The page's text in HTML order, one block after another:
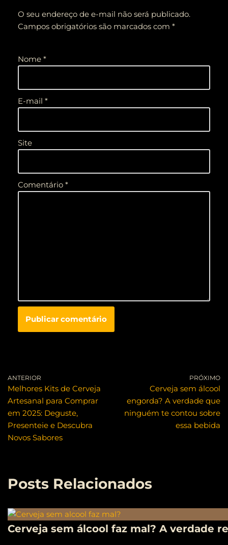
O seu endereço de e-mail não será publicado.
Campos obrigatórios são marcados com *
Nome *
E-mail *
Site
Comentário *
ANTERIOR
Melhores Kits de Cerveja
Artesanal para Comprar
em 2025: Deguste,
Presenteie e Descubra
Novos Sabores
PRÓXIMO
Cerveja sem álcool
engorda? A verdade que
ninguém te contou sobre
essa bebida
Posts Relacionados
Cerveja sem álcool faz mal? A verdade